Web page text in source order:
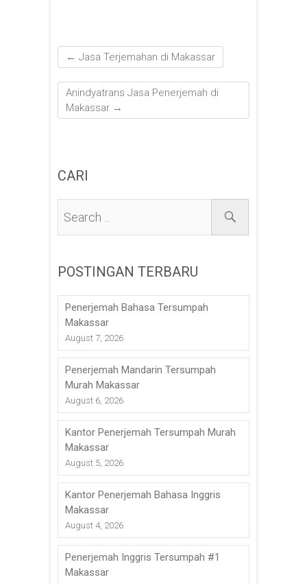
← Jasa Terjemahan di Makassar
Anindyatrans Jasa Penerjemah di
Makassar →
CARI
POSTINGAN TERBARU
Penerjemah Bahasa Tersumpah
Makassar
August 7, 2026
Penerjemah Mandarin Tersumpah
Murah Makassar
August 6, 2026
Kantor Penerjemah Tersumpah Murah
Makassar
August 5, 2026
Kantor Penerjemah Bahasa Inggris
Makassar
August 4, 2026
Penerjemah Inggris Tersumpah #1
Makassar